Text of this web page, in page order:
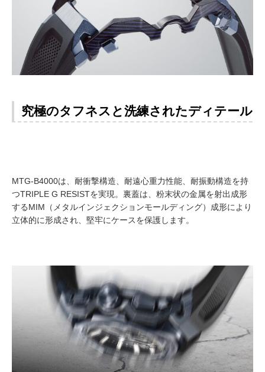
究極のタフネスと洗練されたディテール
MTG-B4000は、耐衝撃構造、耐遠心重力性能、耐振動構造を持
つTRIPLE G RESISTを実現。裏蓋は、粉末状の金属を射出成形
するMIM（メタルインジェクションモールディング）成形により
立体的に形成され、堅牢にケースを保護します。